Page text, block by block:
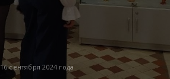
16 сентября 2024 года